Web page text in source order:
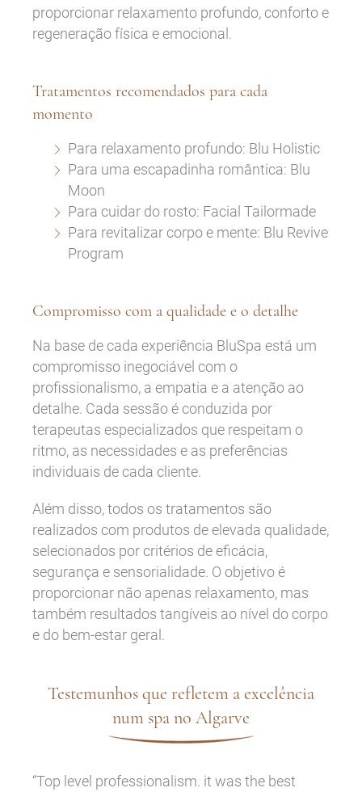
proporcionar relaxamento profundo, conforto e
regeneração física e emocional.
Tratamentos recomendados para cada
momento
Para relaxamento profundo: Blu Holistic
Para uma escapadinha romântica: Blu
Moon
Para cuidar do rosto: Facial Tailormade
Para revitalizar corpo e mente: Blu Revive
Program
Compromisso com a qualidade e o detalhe
Na base de cada experiência BluSpa está um
compromisso inegociável com o
profissionalismo, a empatia e a atenção ao
detalhe. Cada sessão é conduzida por
terapeutas especializados que respeitam o
ritmo, as necessidades e as preferências
individuais de cada cliente.
Além disso, todos os tratamentos são
realizados com produtos de elevada qualidade,
selecionados por critérios de eficácia,
segurança e sensorialidade. O objetivo é
proporcionar não apenas relaxamento, mas
também resultados tangíveis ao nível do corpo
e do bem-estar geral.
Testemunhos que refletem a excelência
num spa no Algarve
“Top level professionalism. it was the best